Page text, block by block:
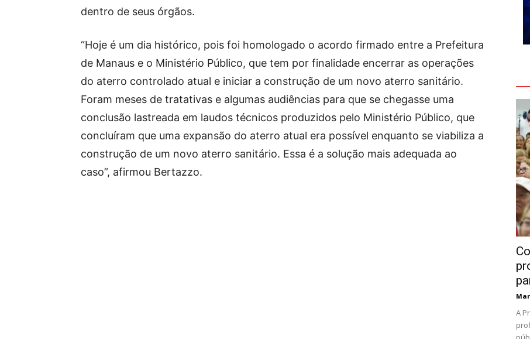
dentro de seus órgãos.
“Hoje é um dia histórico, pois foi homologado o acordo firmado entre a Prefeitura
de Manaus e o Ministério Público, que tem por finalidade encerrar as operações
do aterro controlado atual e iniciar a construção de um novo aterro sanitário.
Foram meses de tratativas e algumas audiências para que se chegasse uma
conclusão lastreada em laudos técnicos produzidos pelo Ministério Público, que
concluíram que uma expansão do aterro atual era possível enquanto se viabiliza a
construção de um novo aterro sanitário. Essa é a solução mais adequada ao
caso”, afirmou Bertazzo.
A